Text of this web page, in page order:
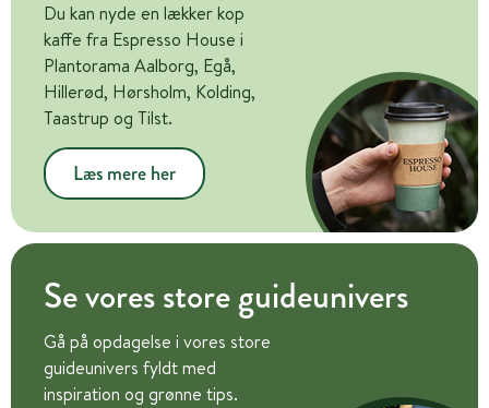
Du kan nyde en lækker kop
kaffe fra Espresso House i
Plantorama Aalborg, Egå,
Hillerød, Hørsholm, Kolding,
Taastrup og Tilst.
Læs mere her
Se vores store guideunivers
Gå på opdagelse i vores store
guideunivers fyldt med
inspiration og grønne tips.